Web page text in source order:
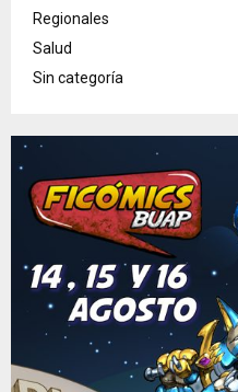
Regionales
Salud
Sin categoría